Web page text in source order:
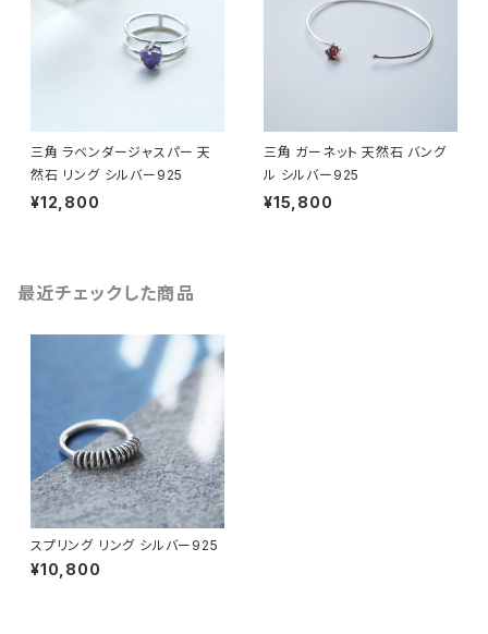
三角 ラベンダージャスパー 天
然石 リング シルバー925
¥12,800
三角 ガーネット 天然石 バング
ル シルバー925
¥15,800
最近チェックした商品
スプリング リング シルバー925
¥10,800